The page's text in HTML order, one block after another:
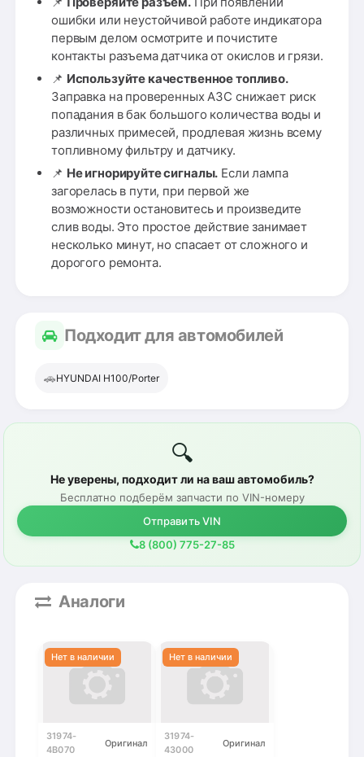
ошибки или неустойчивой работе индикатора
первым делом осмотрите и почистите
контакты разъема датчика от окислов и грязи.
📌 Используйте качественное топливо.
Заправка на проверенных АЗС снижает риск
попадания в бак большого количества воды и
различных примесей, продлевая жизнь всему
топливному фильтру и датчику.
📌 Не игнорируйте сигналы. Если лампа
загорелась в пути, при первой же
возможности остановитесь и произведите
слив воды. Это простое действие занимает
несколько минут, но спасает от сложного и
дорогого ремонта.
Подходит для автомобилей
🚗HYUNDAI H100/Porter
🔍
Не уверены, подходит ли на ваш автомобиль?
Бесплатно подберём запчасти по VIN-номеру
Отправить VIN
8 (800) 775-27-85
Аналоги
31974-
4B070
Оригинал
31974-
43000
Оригинал